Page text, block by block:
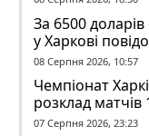
За 6500 доларів
у Харкові
ексзавідувачу
08 Серпня 2026, 10:57
Чемпіонат
розклад матчів
07 Серпня 2026, 23:23